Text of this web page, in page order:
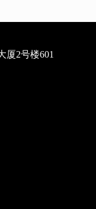
厦2号楼601